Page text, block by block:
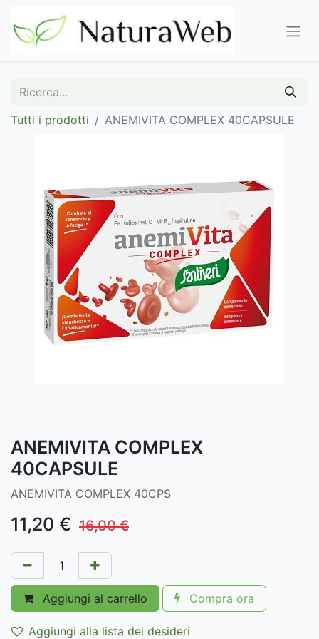
Tutti i prodotti ANEMIVITA COMPLEX 40CAPSULE
ANEMIVITA COMPLEX
40CAPSULE
ANEMIVITA COMPLEX 40CPS
11,20 € 16,00€
Aggiungi al carrello Compra ora
Aggiungi alla lista dei desideri